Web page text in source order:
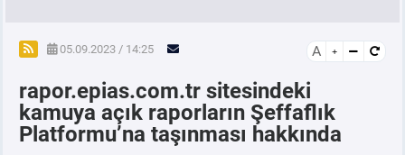
SPOT ELEKTRİK PİYASALARI
ÖRNEK FİNANS BELGELERİ
VADELİ ELEKTRİK PİYASASI
05.09.2023 / 14:25 A
rapor.epias.com.tr sitesindeki
kamuya açık raporların Şeffaflık
Platformu’na taşınması hakkında